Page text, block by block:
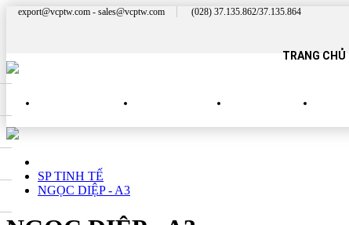
export@vcptw.com - sales@vcptw.com (028) 37.135.862/37.135.864
TRANG CHỦ
SP TINH TẾ
NGỌC DIỆP - A3